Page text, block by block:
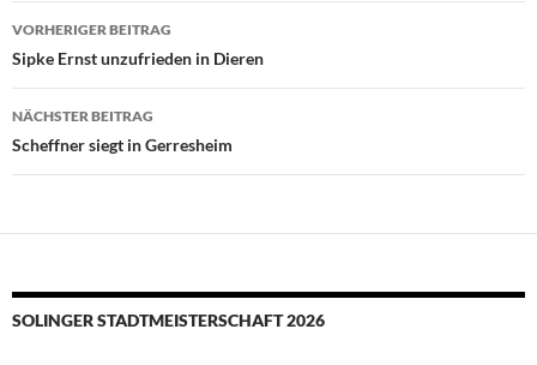
Beitragsnavigation
VORHERIGER BEITRAG
Sipke Ernst unzufrieden in Dieren
NÄCHSTER BEITRAG
Scheffner siegt in Gerresheim
SOLINGER STADTMEISTERSCHAFT 2026